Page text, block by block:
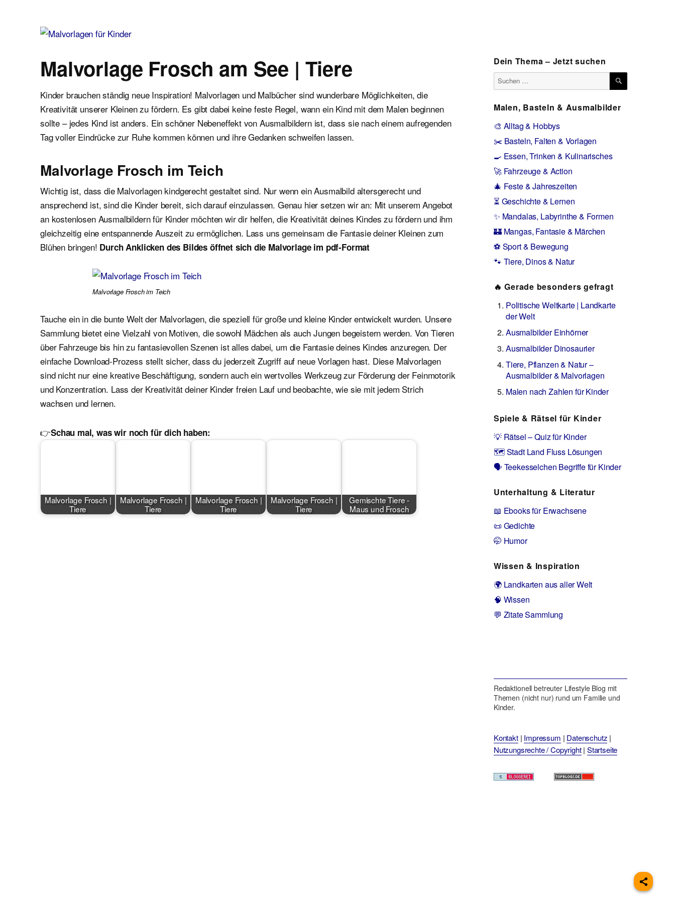
Malvorlage Frosch am See | Tiere
Kinder brauchen ständig neue Inspiration! Malvorlagen und Malbücher sind wunderbare Möglichkeiten, die
Kreativität unserer Kleinen zu fördern. Es gibt dabei keine feste Regel, wann ein Kind mit dem Malen beginnen
sollte – jedes Kind ist anders. Ein schöner Nebeneffekt von Ausmalbildern ist, dass sie nach einem aufregenden
Tag voller Eindrücke zur Ruhe kommen können und ihre Gedanken schweifen lassen.
Malvorlage Frosch im Teich
Wichtig ist, dass die Malvorlagen kindgerecht gestaltet sind. Nur wenn ein Ausmalbild altersgerecht und
ansprechend ist, sind die Kinder bereit, sich darauf einzulassen. Genau hier setzen wir an: Mit unserem Angebot
an kostenlosen Ausmalbildern für Kinder möchten wir dir helfen, die Kreativität deines Kindes zu fördern und ihm
gleichzeitig eine entspannende Auszeit zu ermöglichen. Lass uns gemeinsam die Fantasie deiner Kleinen zum
Blühen bringen! Durch Anklicken des Bildes öffnet sich die Malvorlage im pdf-Format
Malvorlage Frosch im Teich
Tauche ein in die bunte Welt der Malvorlagen, die speziell für große und kleine Kinder entwickelt wurden. Unsere
Sammlung bietet eine Vielzahl von Motiven, die sowohl Mädchen als auch Jungen begeistern werden. Von Tieren
über Fahrzeuge bis hin zu fantasievollen Szenen ist alles dabei, um die Fantasie deines Kindes anzuregen. Der
einfache Download-Prozess stellt sicher, dass du jederzeit Zugriff auf neue Vorlagen hast. Diese Malvorlagen
sind nicht nur eine kreative Beschäftigung, sondern auch ein wertvolles Werkzeug zur Förderung der Feinmotorik
und Konzentration. Lass der Kreativität deiner Kinder freien Lauf und beobachte, wie sie mit jedem Strich
wachsen und lernen.
👉Schau mal, was wir noch für dich haben:
Malvorlage Frosch |
Tiere
Malvorlage Frosch |
Tiere
Malvorlage Frosch |
Tiere
Malvorlage Frosch |
Tiere
Gemischte Tiere -
Maus und Frosch
Dein Thema – Jetzt suchen
Suchen
nach:
SUCHEN
Malen, Basteln & Ausmalbilder
🎨 Alltag & Hobbys
✂️ Basteln, Falten & Vorlagen
🍳 Essen, Trinken & Kulinarisches
🚀 Fahrzeuge & Action
🎄 Feste & Jahreszeiten
⏳ Geschichte & Lernen
✨ Mandalas, Labyrinthe & Formen
🏰 Mangas, Fantasie & Märchen
⚽ Sport & Bewegung
🐾 Tiere, Dinos & Natur
🔥 Gerade besonders gefragt
Politische Weltkarte | Landkarte
der Welt
Ausmalbilder Einhörner
Ausmalbilder Dinosaurier
Tiere, Pflanzen & Natur –
Ausmalbilder & Malvorlagen
Malen nach Zahlen für Kinder
Spiele & Rätsel für Kinder
💡 Rätsel – Quiz für Kinder
🗺️ Stadt Land Fluss Lösungen
🗣️ Teekesselchen Begriffe für Kinder
Unterhaltung & Literatur
📖 Ebooks für Erwachsene
📜 Gedichte
🤭 Humor
Wissen & Inspiration
🌍 Landkarten aus aller Welt
🧠 Wissen
💬 Zitate Sammlung
Redaktionell betreuter Lifestyle Blog mit
Themen (nicht nur) rund um Familie und
Kinder.
Kontakt| Impressum | Datenschutz |
Nutzungsrechte / Copyright| Startseite